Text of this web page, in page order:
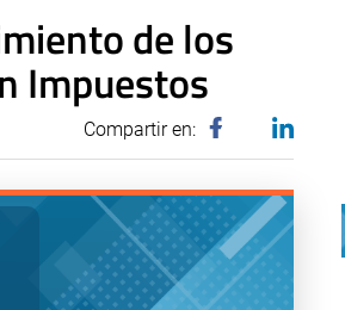
de los
Impuestos
Compartir en: